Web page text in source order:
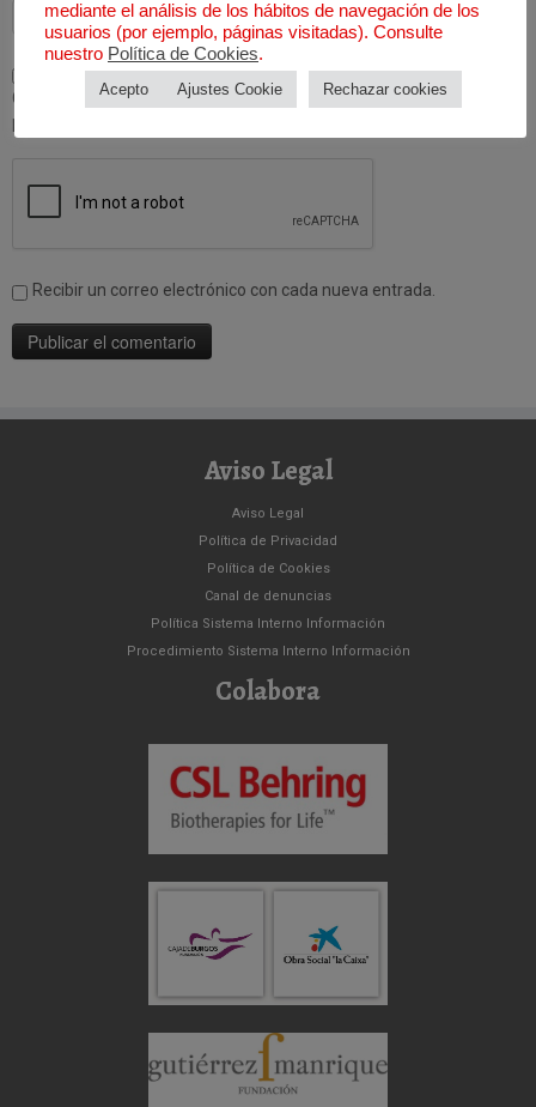
Guarda mi nombre, correo electrónico y web en este navegador
para la próxima vez que comente.
Recibir un correo electrónico con cada nueva entrada.
Aviso Legal
Aviso Legal
Política de Privacidad
Política de Cookies
Canal de denuncias
Política Sistema Interno Información
Procedimiento Sistema Interno Información
Colabora
mediante el análisis de los hábitos de navegación de los
usuarios (por ejemplo, páginas visitadas). Consulte
nuestro Política de Cookies.
Acepto Ajustes Cookie Rechazar cookies